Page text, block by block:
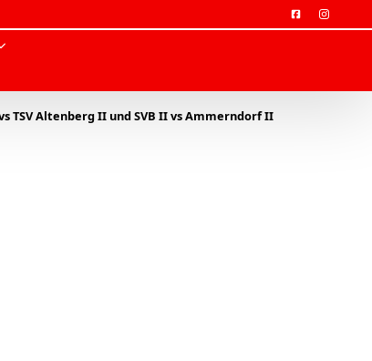
TSV Altenberg II und SVB II vs Ammerndorf II